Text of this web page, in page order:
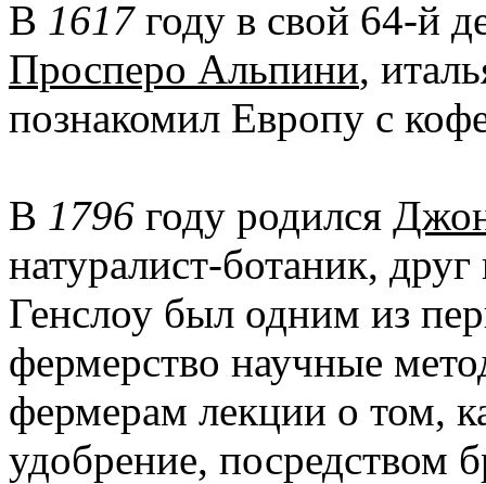
В 1617 году в свой 64-й
Просперо Альпини,
познакомил Европу с
В 1796 году родился
натуралист-ботаник,
Генслоу был одним из
фермерство научные
фермерам лекции о том,
удобрение, посредством